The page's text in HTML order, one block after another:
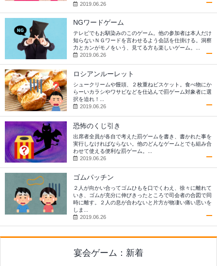
2019.06.26
NGワードゲーム
テレビでもお馴染みのこのゲーム。他の参加者は本人だけ
知らないＮＧワードを言わせるよう会話を仕掛ける。洞察
力とカンがモノをいう、見てる方も楽しいゲーム。...
2019.06.26
ロシアンルーレット
シュークリームや饅頭、２枚重ねビスケット。食べ物にか
らーいカラシやワサビなどを仕込んで罰ゲーム対象者に選
択を迫れ！...
2019.06.26
恐怖のくじ引き
出席者全員が各自で考えた罰ゲームを書き、書かれた事を
実行しなければならない。他のどんなゲームとでも組み合
わせて使える便利な罰ゲーム。...
2019.06.26
ゴムパッチン
２人が向かい合ってゴムひもを口でくわえ、徐々に離れて
いき、ゴムが充分に伸びきったところで司会者の合図で同
時に離す。２人の息が合わないと片方が物凄い痛い思いを
しま...
2019.06.26
宴会ゲーム：新着